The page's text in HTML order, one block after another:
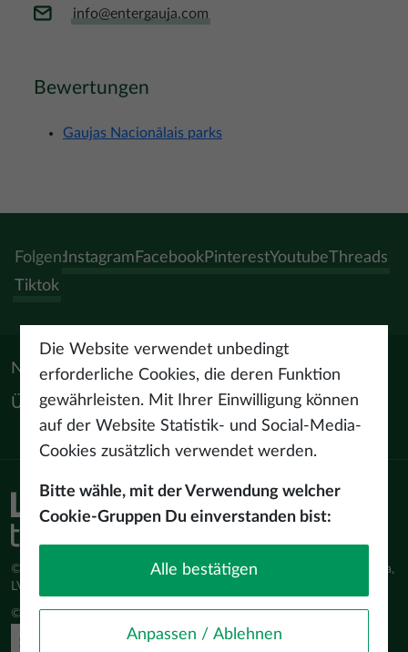
info@entergauja.com
Bewertungen
Gaujas Nacionālais parks
Folgen:Instagram FacebookPinterestYoutubeThreads
Tiktok
Nützliche Materialien
Über uns
© Latvijas Investīciju un attīstības aģentūra (LIAA) Pērses iela 2, Rīga,
LV-1442 www.liaa.gov.lv
© 2026 latvia.travel. All rights reserved
Die Website verwendet unbedingt
erforderliche Cookies, die deren Funktion
gewährleisten. Mit Ihrer Einwilligung können
auf der Website Statistik- und Social-Media-
Cookies zusätzlich verwendet werden.
Bitte wähle, mit der Verwendung welcher
Cookie-Gruppen Du einverstanden bist:
Alle bestätigen
Anpassen / Ablehnen